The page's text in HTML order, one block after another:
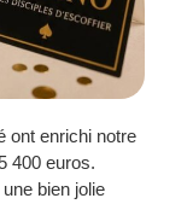
ont enrichi notre
400 euros.
bien jolie